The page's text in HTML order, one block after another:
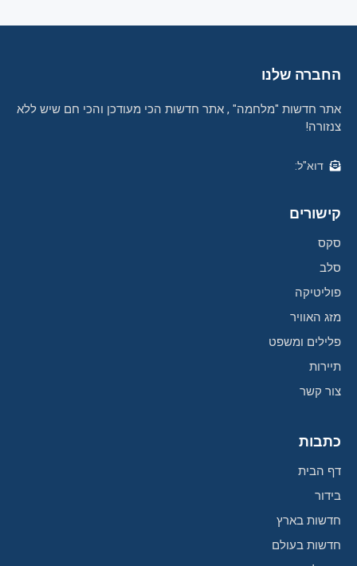
החברה שלנו
אתר חדשות "מלחמה" , אתר חדשות הכי מעודכן והכי חם שיש ללא
צנזורה!
דוא"ל:
קישורים
סקס
סלב
פוליטיקה
מזג האוויר
פלילים ומשפט
תיירות
צור קשר
כתבות
דף הבית
בידור
חדשות בארץ
חדשות בעולם